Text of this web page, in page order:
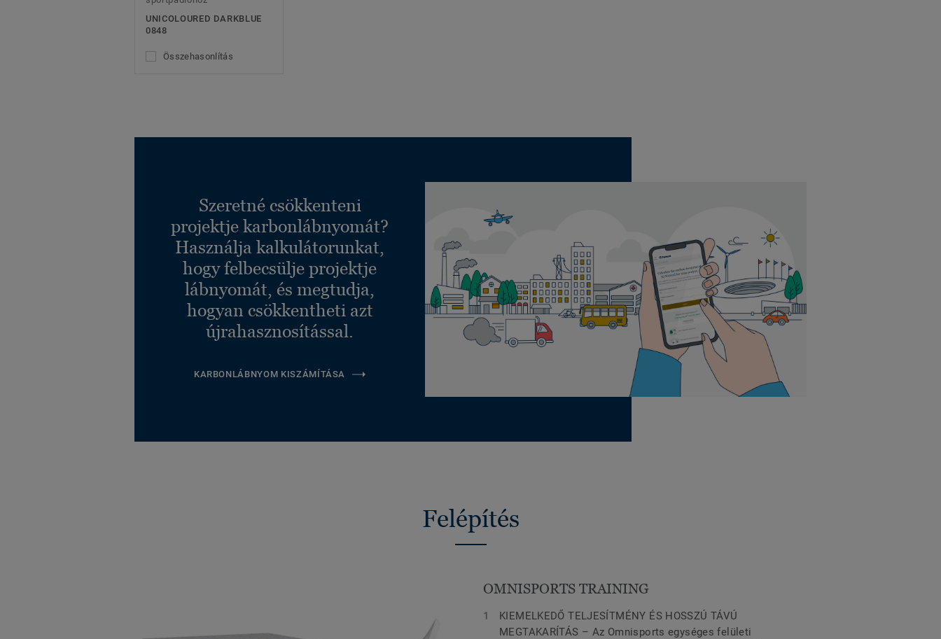
UNICOLOURED DARKBLUE
0848
Összehasonlítás
Szeretné csökkenteni
projektje karbonlábnyomát?
Használja kalkulátorunkat,
hogy felbecsülje projektje
lábnyomát, és megtudja,
hogyan csökkentheti azt
újrahasznosítással.
KARBONLÁBNYOM KISZÁMÍTÁSA
Felépítés
OMNISPORTS TRAINING
KIEMELKEDŐ TELJESÍTMÉNY ÉS HOSSZÚ TÁVÚ
MEGTAKARÍTÁS – Az Omnisports egységes felületi